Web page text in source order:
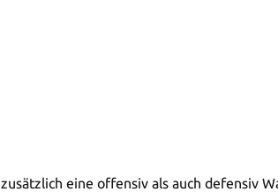
eine offensiv als auch defensiv